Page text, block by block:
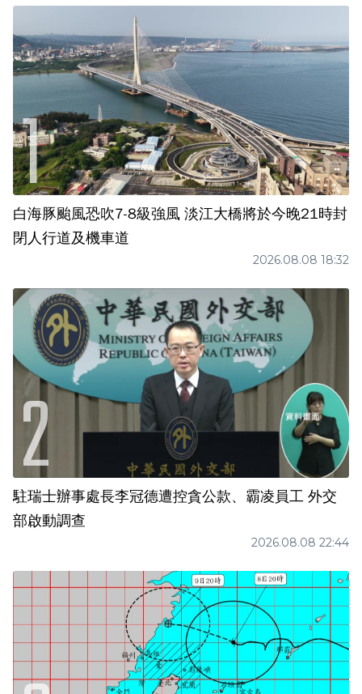
白海豚颱風恐吹7-8級強風 淡江大橋將於今晚21時封
閉人行道及機車道
2026.08.08 18:32
駐瑞士辦事處長李冠德遭控貪公款、霸凌員工 外交
部啟動調查
2026.08.08 22:44